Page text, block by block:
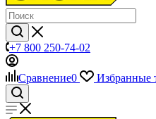
+7 800 250-74-02
Сравнение0 Избранные